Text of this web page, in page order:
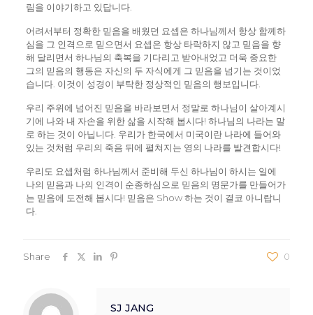
림을 이야기하고 있답니다.
어려서부터 정확한 믿음을 배웠던 요셉은 하나님께서 항상 함께하
심을 그 인격으로 믿으면서 요셉은 항상 타락하지 않고 믿음을 향
해 달리면서 하나님의 축복을 기다리고 받아내었고 더욱 중요한
그의 믿음의 행동은 자신의 두 자식에게 그 믿음을 넘기는 것이었
습니다. 이것이 성경이 부탁한 정상적인 믿음의 행보입니다.
우리 주위에 넘어진 믿음을 바라보면서 정말로 하나님이 살아계시
기에 나와 내 자손을 위한 삶을 시작해 봅시다! 하나님의 나라는 말
로 하는 것이 아닙니다. 우리가 한국에서 미국이란 나라에 들어와
있는 것처럼 우리의 죽음 뒤에 펼쳐지는 영의 나라를 발견합시다!
우리도 요셉처럼 하나님께서 준비해 두신 하나님이 하시는 일에
나의 믿음과 나의 인격이 순종하심으로 믿음의 명문가를 만들어가
는 믿음에 도전해 봅시다! 믿음은 Show 하는 것이 결코 아니랍니
다.
Share 0
SJ JANG